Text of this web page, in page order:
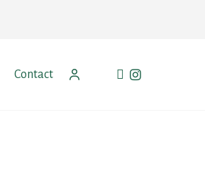
Contact facebook
instagram